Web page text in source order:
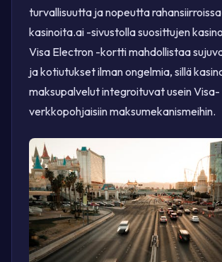
turvallisuutta ja nopeutta
kasinoita.ai -sivustolla suosittujen
Visa Electron -kortti mahdollistaa
ja kotiutukset ilman ongelmia, sillä
maksupalvelut integroituvat usein Visa-
verkkopohjaisiin maksumekanismeihin.